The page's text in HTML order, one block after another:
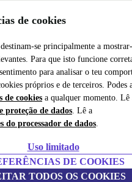
de cookies
se principalmente a
Para que isto funcione
para analisar o teu
próprios e de terceiros. Podes
de cookies a qualquer momento. Lê
proteção de dados. Lê a
do processador de dados.
Uso limitado
DE COOKIES
TODOS OS COOKIES
forma rápida e fácil
Portáteis Tablets
em todos os iPhones – Código:
Móveis